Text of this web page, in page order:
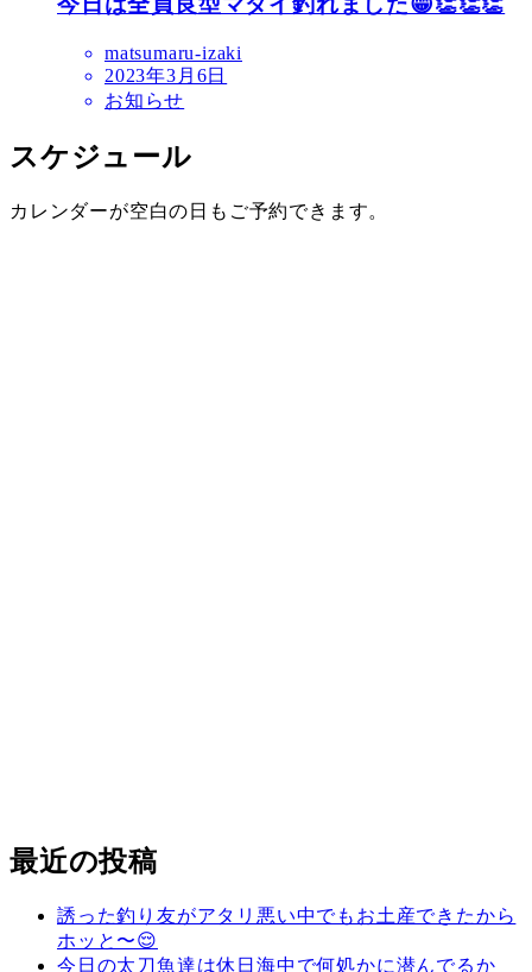
matsumaru-izaki
2023年3月6日
お知らせ
スケジュール
カレンダーが空白の日もご予約できます。
最近の投稿
誘った釣り友がアタリ悪い中でもお土産できたから
ホッと〜😌
今日の太刀魚達は休日海中で何処かに潜んでるか